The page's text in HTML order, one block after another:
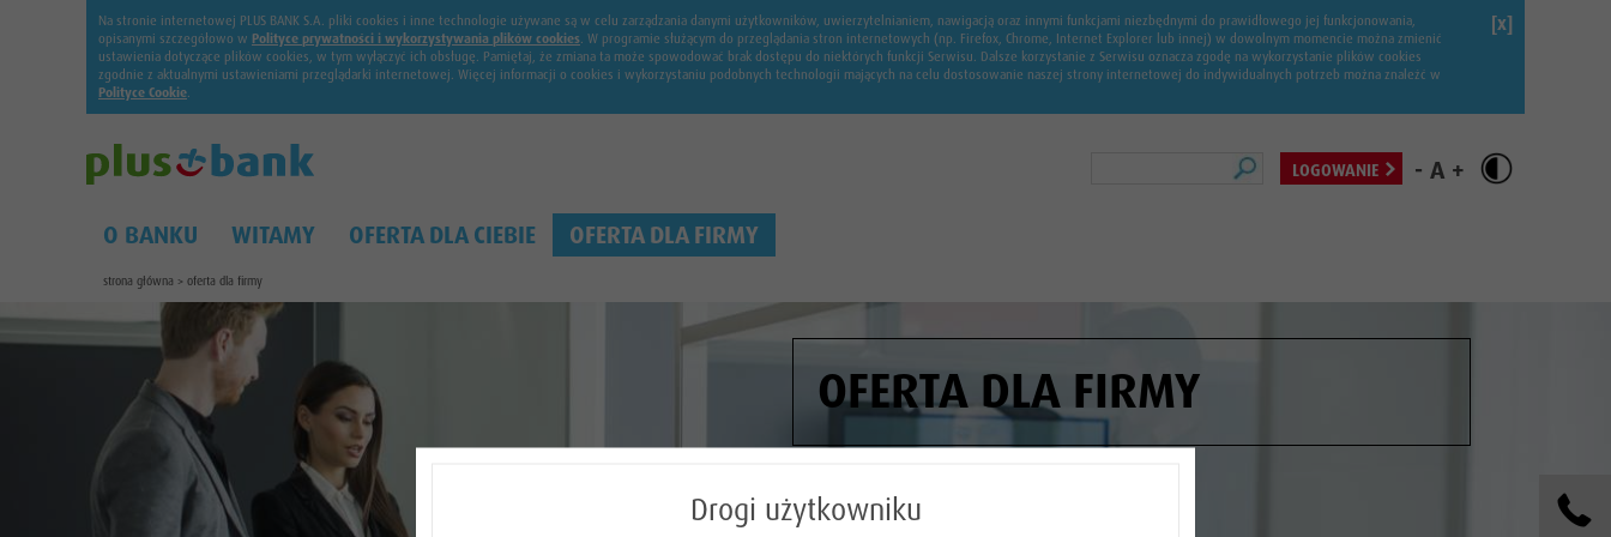
Na stronie internetowej PLUS BANK S.A. pliki cookies i inne technologie używane są w celu zarządzania danymi użytkowników, uwierzytelnianiem, nawigacją oraz innymi funkcjami niezbędnymi do prawidłowego jej funkcjonowania,
opisanymi szczegółowo w Polityce prywatności i wykorzystywania plików cookies. W programie służącym do przeglądania stron internetowych (np. Firefox, Chrome, Internet Explorer lub innej) w dowolnym momencie można zmienić
ustawienia dotyczące plików cookies, w tym wyłączyć ich obsługę. Pamiętaj, że zmiana ta może spowodować brak dostępu do niektórych funkcji Serwisu. Dalsze korzystanie z Serwisu oznacza zgodę na wykorzystanie plików cookies
zgodnie z aktualnymi ustawieniami przeglądarki internetowej. Więcej informacji o cookies i wykorzystaniu podobnych technologii mających na celu dostosowanie naszej strony internetowej do indywidualnych potrzeb można znaleźć w
Polityce Cookie.
[x]
+
A
-
LOGOWANIE
O BANKU WITAMY OFERTA DLA CIEBIE OFERTA DLA FIRMY
strona główna > oferta dla firmy
OFERTA DLA FIRMY
Drogi użytkowniku